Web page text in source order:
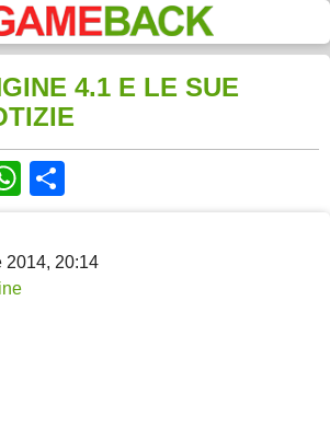
4.1 E LE SUE
WhatsApp
2014, 20:14